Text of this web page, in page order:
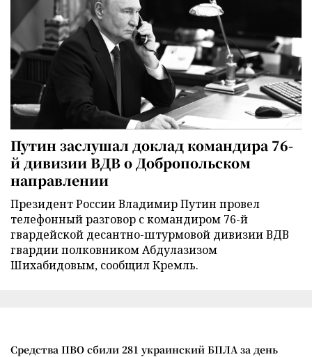
Путин заслушал доклад командира 76-
й дивизии ВДВ о Добропольском
направлении
Президент России Владимир Путин провел
телефонный разговор с командиром 76-й
гвардейской десантно-штурмовой дивизии ВДВ
гвардии полковником Абдулазизом
Шихабидовым, сообщил Кремль.
Средства ПВО сбили 281 украинский БПЛА за день